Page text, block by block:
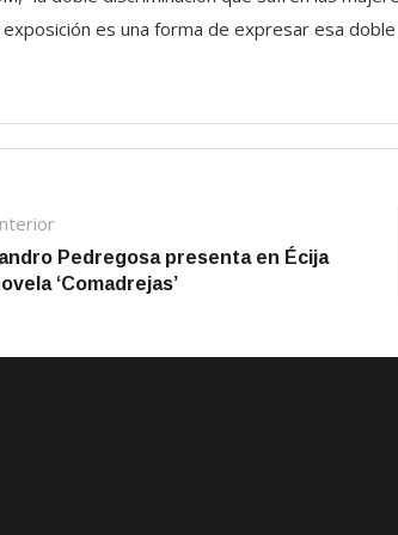
es una forma de expresar esa doble
Artículo
anterior
Pedregosa presenta en Écija
‘Comadrejas’